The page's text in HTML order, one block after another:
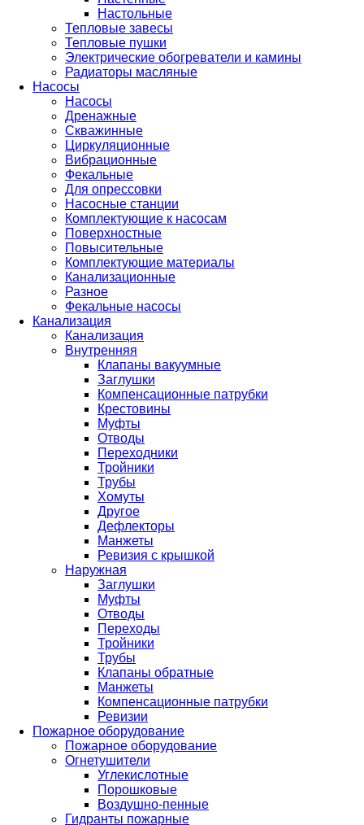
Настольные
Тепловые завесы
Тепловые пушки
Электрические обогреватели и камины
Радиаторы масляные
Насосы
Насосы
Дренажные
Скважинные
Циркуляционные
Вибрационные
Фекальные
Для опрессовки
Насосные станции
Комплектующие к насосам
Поверхностные
Повысительные
Комплектующие материалы
Канализационные
Разное
Фекальные насосы
Канализация
Канализация
Внутренняя
Клапаны вакуумные
Заглушки
Компенсационные патрубки
Крестовины
Муфты
Отводы
Переходники
Тройники
Трубы
Хомуты
Другое
Дефлекторы
Манжеты
Ревизия с крышкой
Наружная
Заглушки
Муфты
Отводы
Переходы
Тройники
Трубы
Клапаны обратные
Манжеты
Компенсационные патрубки
Ревизии
Пожарное оборудование
Пожарное оборудование
Огнетушители
Углекислотные
Порошковые
Воздушно-пенные
Гидранты пожарные